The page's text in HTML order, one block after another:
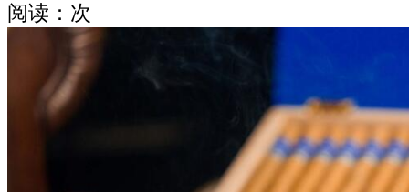
阅读： 次